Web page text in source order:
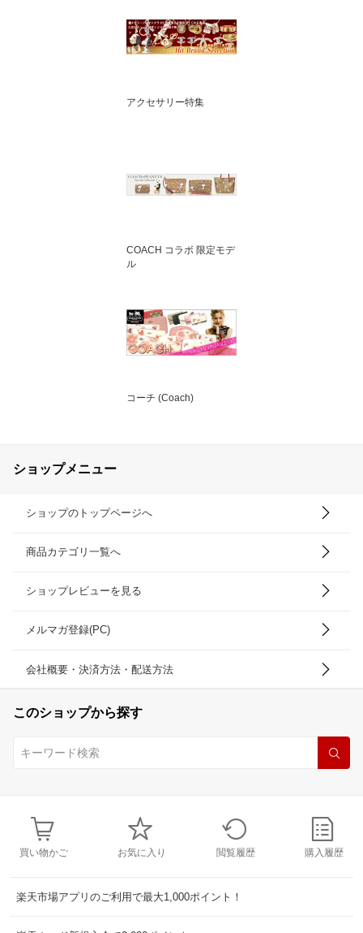
アクセサリー特集
COACH コラボ 限定モデ
ル
コーチ (Coach)
ショップメニュー
ショップのトップページへ
商品カテゴリ一覧へ
ショップレビューを見る
メルマガ登録(PC)
会社概要・決済方法・配送方法
このショップから探す
買い物かご お気に入り 閲覧履歴 購入履歴
楽天市場アプリのご利用で最大1,000ポイント！